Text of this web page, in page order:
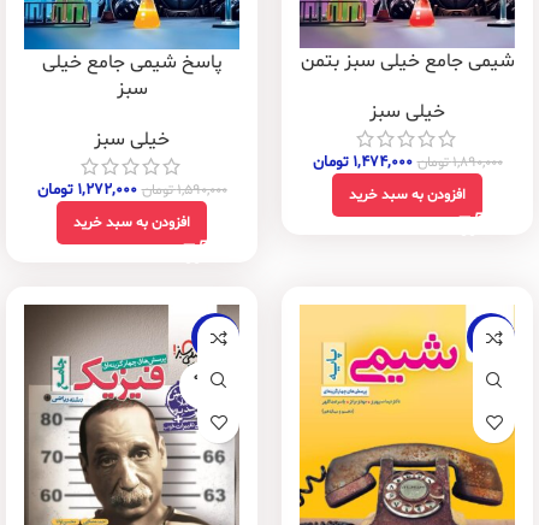
شیمی جامع خیلی سبز بتمن
خیلی سبز
۱,۸۹۰,۰۰۰تومان ۱,۴۷۴,۰۰۰ تومان
افزودن به سبد خرید
پاسخ شیمی جامع خیلی
سبز
خیلی سبز
۱,۵۹۰,۰۰۰تومان ۱,۲۷۲,۰۰۰ تومان
افزودن به سبد خرید
-20%
-20%
فروخته